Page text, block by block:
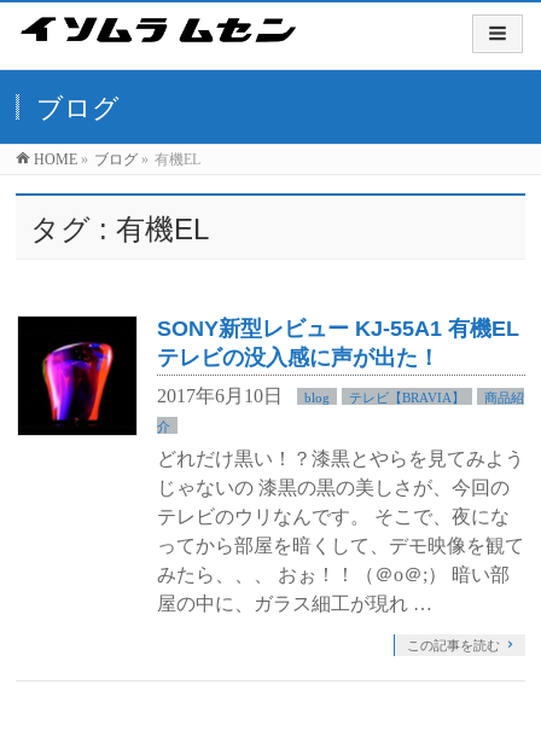
ブログ
HOME » ブログ » 有機EL
タグ : 有機EL
SONY新型レビュー KJ-55A1 有機EL
テレビの没入感に声が出た！
2017年6月10日 blog テレビ【BRAVIA】
商品紹
介
どれだけ黒い！？漆黒とやらを見てみよう
じゃないの 漆黒の黒の美しさが、今回の
テレビのウリなんです。 そこで、夜にな
ってから部屋を暗くして、デモ映像を観て
みたら、、、 おぉ！！（＠o＠;） 暗い部
屋の中に、ガラス細工が現れ …
この記事を読む